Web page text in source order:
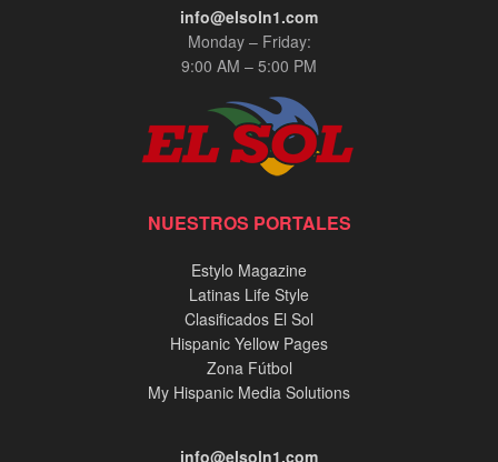
info@elsoln1.com
Monday – Friday:
9:00 AM – 5:00 PM
NUESTROS PORTALES
Estylo Magazine
Latinas Life Style
Clasificados El Sol
Hispanic Yellow Pages
Zona Fútbol
My Hispanic Media Solutions
info@elsoln1.com